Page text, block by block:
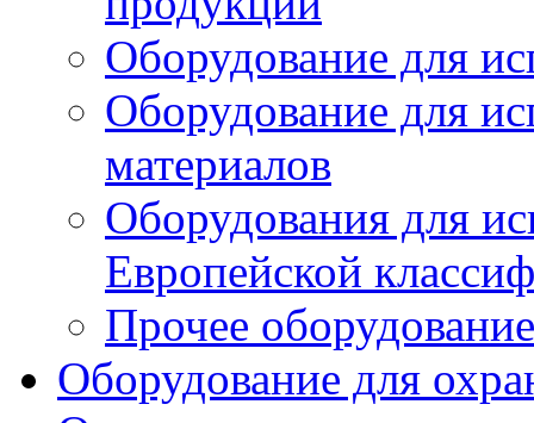
Оборудование для
Оборудование для
материалов
Оборудования для
Европейской
Прочее оборудование
Оборудование для